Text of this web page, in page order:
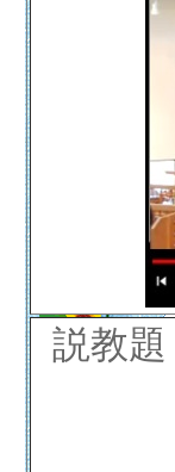
説教